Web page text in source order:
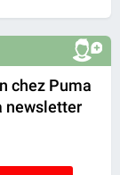
chez Puma
newsletter